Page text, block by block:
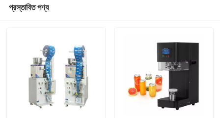
প্রস্তাবিত পণ্য